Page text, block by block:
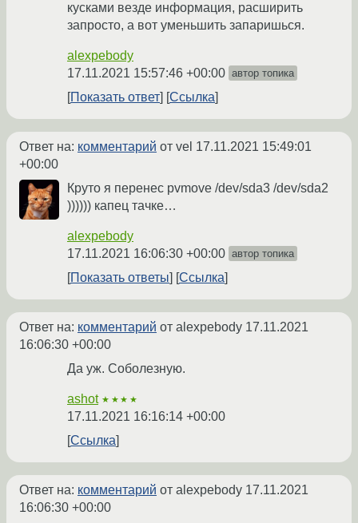
кусками везде информация, расширить
запросто, а вот уменьшить запаришься.
alexpebody
17.11.2021 15:57:46 +00:00 автор топика
Показать ответ Ссылка
Ответ на: комментарий от vel 17.11.2021 15:49:01
+00:00
Круто я перенес pvmove /dev/sda3 /dev/sda2
)))))) капец тачке…
alexpebody
17.11.2021 16:06:30 +00:00 автор топика
Показать ответы Ссылка
Ответ на: комментарий от alexpebody 17.11.2021
16:06:30 +00:00
Да уж. Соболезную.
ashot ★★★★
17.11.2021 16:16:14 +00:00
Ссылка
Ответ на: комментарий от alexpebody 17.11.2021
16:06:30 +00:00